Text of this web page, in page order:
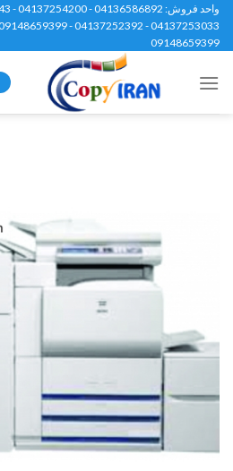
Skip
content
09148659399